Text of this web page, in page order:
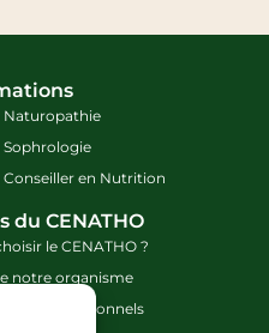
en Nutrition
du CENATHO
le CENATHO ?
notre organisme
professionnels